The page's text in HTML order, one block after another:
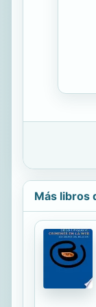
Más libros